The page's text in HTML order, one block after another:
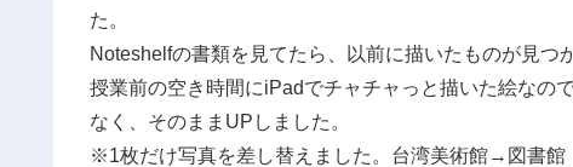
た。
Noteshelfの書類を見てたら、以前に描いたものが見つ
授業前の空き時間にiPadでチャチャっと描いた絵なの
なく、そのままUPしました。
※1枚だけ写真を差し替えました。台湾美術館→図書館